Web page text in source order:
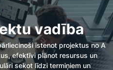
vadība
īstenot projektus no A
efektīvi plānot resursus un
sekot līdzi termiņiem un